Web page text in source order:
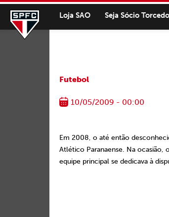
Loja SAO Seja Sócio
Futebol
10/05/2009 - 00:00
Em 2008, o até então
Atlético Paranaense. Na ocasião,
equipe principal se dedicava à